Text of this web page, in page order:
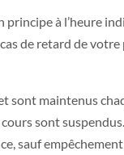
à l’heure
de retard de votre
sont maintenus
sont suspendus.
sauf